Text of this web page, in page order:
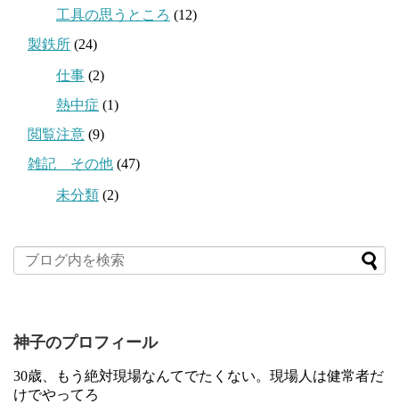
工具の思うところ (12)
製鉄所 (24)
仕事 (2)
熱中症 (1)
閲覧注意 (9)
雑記 その他 (47)
未分類 (2)
神子のプロフィール
30歳、もう絶対現場なんてでたくない。現場人は健常者だ
けでやってろ